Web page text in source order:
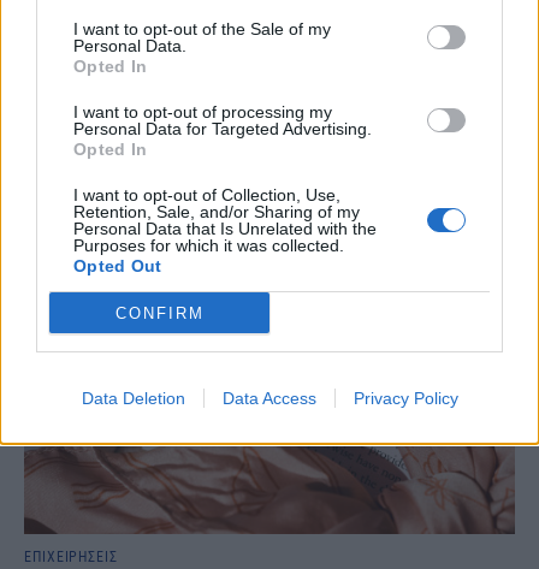
I want to opt-out of the Sale of my
Personal Data.
Opted In
I want to opt-out of processing my
Personal Data for Targeted Advertising.
Opted In
I want to opt-out of Collection, Use,
Retention, Sale, and/or Sharing of my
Personal Data that Is Unrelated with the
Purposes for which it was collected.
Opted Out
CONFIRM
Data Deletion Data Access Privacy Policy
AKTOR: Συμφωνία με τη Motor Oil για την
εξαγορά του 75% των ΗΛΕΚΤΩΡ και THALIS
Ο Όμιλος AKTOR υπέγραψε δεσμευτική συμφωνία με τη Motor Oil
για την έμμεση απόκτηση του 75% των εταιρειών ΗΛΕΚΤΩΡ και
THALIS, ενισχύοντας τις δραστηριότητες του Ομίλου στην κυκλική
NEWSROOM/05 Αυγ 2026
ΕΠΙΧΕΙΡΗΣΕΙΣ